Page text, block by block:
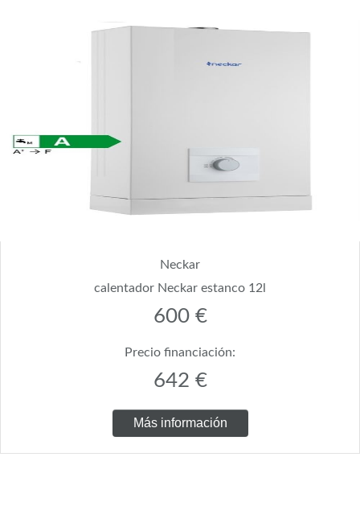
Neckar
calentador Neckar estanco 12l
600 €
Precio financiación:
642 €
Más información